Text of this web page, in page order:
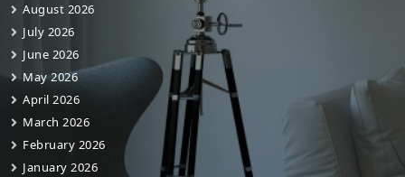
August 2026
July 2026
June 2026
May 2026
April 2026
March 2026
February 2026
January 2026